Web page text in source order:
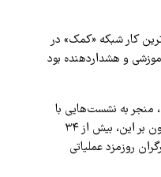
کار شبکه «کمک» در
و ملت با تولید بیش از ۳۴۰ محتوای علمی، آموزشی و هشداردهنده بود
منجر به نشست‌هایی با
عالی‌ترین مقامات کشور شد و در نهایت به مشارکت این شبکه در سیاست‌گذاری‌ها انجامید. افزون بر این، بیش از ۳۴
روزمزد عملیاتی